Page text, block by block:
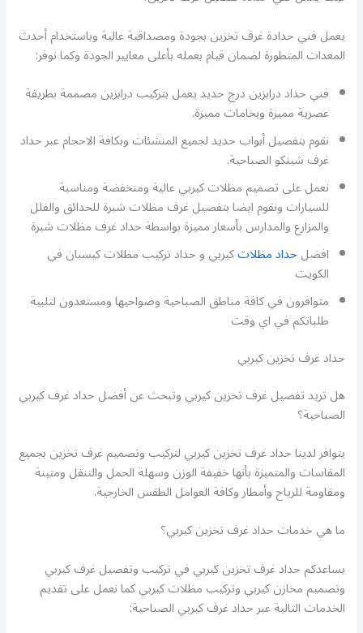
يعمل فني حدادة غرف تخزين بجودة ومصداقية عالية وباستخدام أحدث
المعدات المتطورة لضمان قيام بعمله بأعلى معايير الجودة وكما نوفر:
فني حداد درابزين درج حديد يعمل بتركيب درابزين مصممة بطريقة
عصرية مميزة وبخامات مميزة.
نقوم بتفصيل أبواب حديد لجميع المنشئات وبكافة الاحجام عبر حداد
غرف شينكو الصباحية.
نعمل على تصميم مظلات كيربي عالية ومنخفضة ومناسبة
للسيارات ونقوم ايضا بتفصيل غرف مظلات شبرة للحدائق والفلل
والمزارع والمدارس بأسعار مميزة بواسطة حداد غرف مظلات شبرة
افضلحداد مظلاتكيربي و حداد تركيب مظلات كيسبان في
الكويت
متوافرون في كافة مناطق الصباحية وضواحيها ومستعدون لتلبية
طلباتكم في اي وقت
حداد غرف تخزين كيربي
هل تريد تفصيل غرف تخزين كيربي وتبحث عن أفضل حداد غرف كيربي
الصباحية؟
يتوافر لدينا حداد غرف تخزين كيربي لتركيب وتصميم غرف تخزين بجميع
المقاسات والمتميزة بأنها خفيفة الوزن وسهلة الحمل والتنقل ومتينة
ومقاومة للرياح وأمطار وكافة العوامل الطقس الخارجية.
ما هي خدمات حداد غرف تخزين كيربي؟
يساعدكم حداد غرف تخزين كيربي في تركيب وتفصيل غرف كيربي
وتصميم مخازن كيربي وتركيب مظلات كيربي كما نعمل على تقديم
الخدمات التالية عبر حداد غرف كيربي الصباحية: